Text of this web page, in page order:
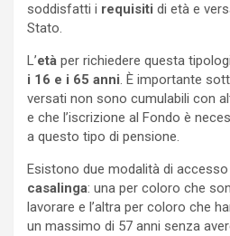
soddisfatti i requisiti di età e
Stato.
L’età per richiedere questa
i 16 e i 65 anni. È importante
versati non sono cumulabili con
e che l’iscrizione al Fondo è
a questo tipo di pensione.
Esistono due modalità di accesso
casalinga: una per coloro che
lavorare e l’altra per coloro che
un massimo di 57 anni senza